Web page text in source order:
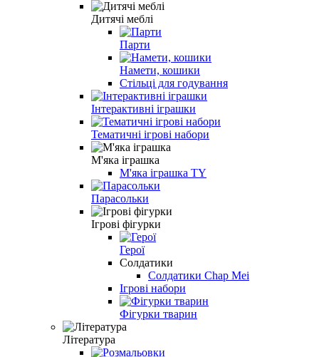
Дитячі меблі
Парти
Намети, кошики
Стільці для годування
Інтерактивні іграшки
Тематичні ігрові набори
М'яка іграшка
М'яка іграшка TY
Парасольки
Ігрові фігурки
Герої
Солдатики
Солдатики Chap Mei
Ігрові набори
Фігурки тварин
Література